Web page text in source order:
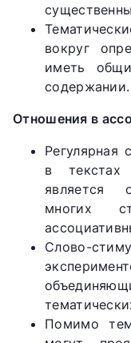
вокруг
иметь
содержании.
Отношения в
Регулярная
в текстах
является
многих
Слово-
Помимо